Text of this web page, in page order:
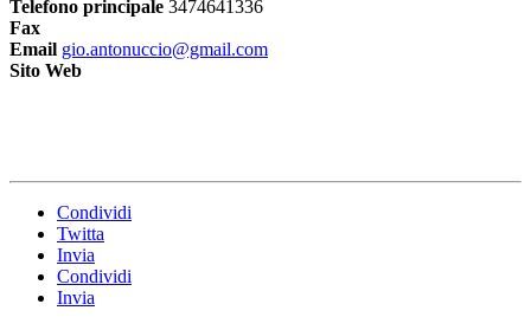
Telefono principale 3474641336
Fax
Email gio.antonuccio@gmail.com
Sito Web
Condividi
Twitta
Invia
Condividi
Invia